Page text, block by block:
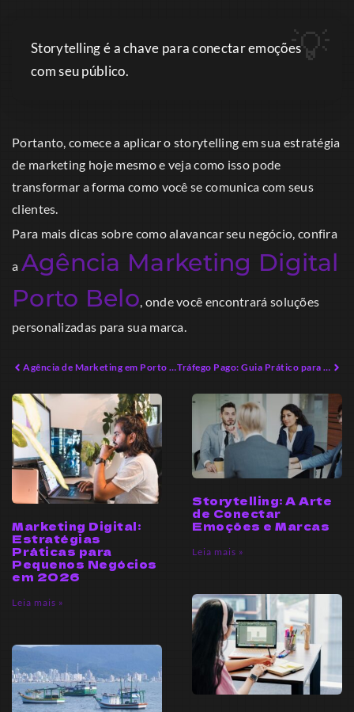
Storytelling é a chave para conectar emoções
com seu público.
Portanto, comece a aplicar o storytelling em sua estratégia
de marketing hoje mesmo e veja como isso pode
transformar a forma como você se comunica com seus
clientes.
Para mais dicas sobre como alavancar seu negócio, confira
a Agência Marketing Digital
Porto Belo, onde você encontrará soluções
personalizadas para sua marca.
Agência de Marketing em Porto Belo: Oportunidades de Crescimento Sustentável Tráfego Pago: Guia Prático para Empreendedores em 2026
Marketing Digital:
Estratégias
Práticas para
Pequenos Negócios
em 2026
Leia mais »
Storytelling: A Arte
de Conectar
Emoções e Marcas
Leia mais »